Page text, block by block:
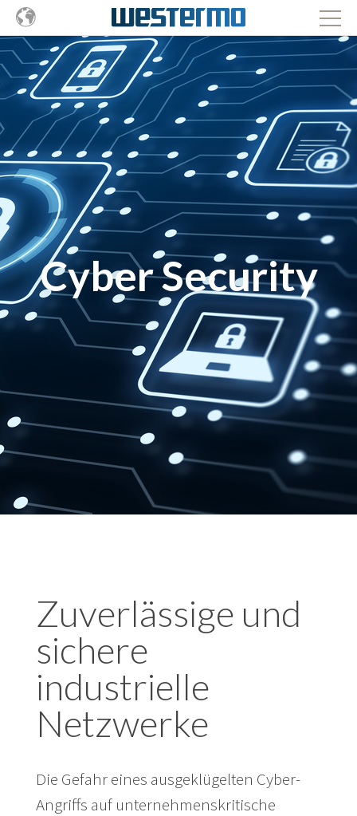
Cyber Security
Zuverlässige und
sichere
industrielle
Netzwerke
Die Gefahr eines ausgeklügelten Cyber-
Angriffs auf unternehmenskritische